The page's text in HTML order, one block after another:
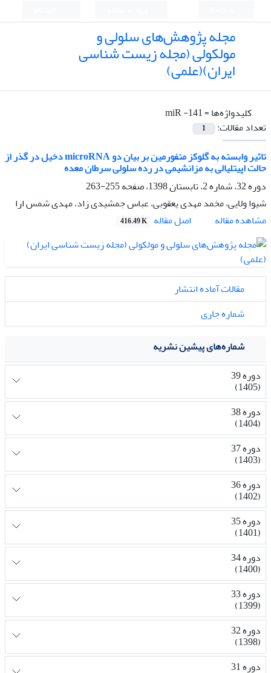
مجله پژوهش‌های سلولی و
مولکولی (مجله زیست شناسی
ایران)(علمی)
کلیدواژه‌ها =miR -141
تعداد مقالات:
1
تاثیر وابسته به گلوکز متفورمین بر بیان دو microRNA دخیل در گذر از
حالت اپیتلیالی به مزانشیمی در رده سلولی سرطان معده
دوره 32، شماره 2، تابستان 1398، صفحه
255-263
شیوا ولایی، مخمد مهدی یعقوبی، عباس جمشیدی زاد، مهدی شمس ارا
مشاهده مقاله
اصل مقاله 416.49 K
مقالات آماده انتشار
شماره جاری
شماره‌های پیشین نشریه
دوره 39
(1405)
دوره 38
(1404)
دوره 37
(1403)
دوره 36
(1402)
دوره 35
(1401)
دوره 34
(1400)
دوره 33
(1399)
دوره 32
(1398)
دوره 31